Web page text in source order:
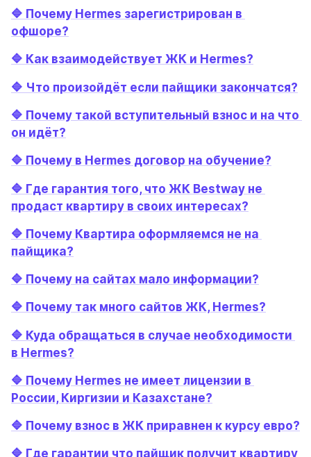
🔷 Почему Hermes зарегистрирован в
офшоре?
🔷 Как взаимодействует ЖК и Hermes?
🔷 Что произойдёт если пайщики закончатся?
🔷 Почему такой вступительный взнос и на что
он идёт?
🔷 Почему в Hermes договор на обучение?
🔷 Где гарантия того, что ЖК Bestway не
продаст квартиру в своих интересах?
🔷 Почему Квартира оформляемся не на
пайщика?
🔷 Почему на сайтах мало информации?
🔷 Почему так много сайтов ЖК, Hermes?
🔷 Куда обращаться в случае необходимости
в Hermes?
🔷 Почему Hermes не имеет лицензии в
России, Киргизии и Казахстане?
🔷 Почему взнос в ЖК приравнен к курсу евро?
🔷 Где гарантии что пайщик получит квартиру